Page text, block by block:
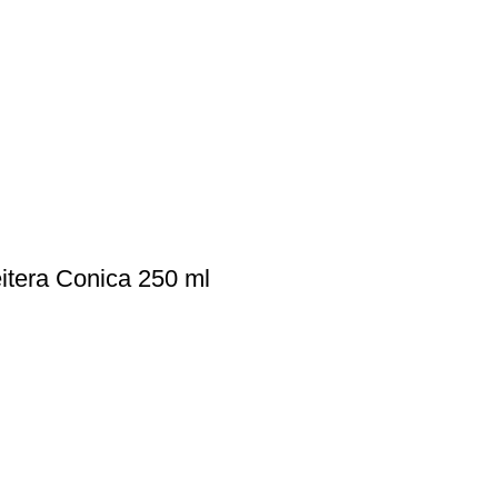
Conica 250 ml